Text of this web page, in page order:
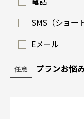
SMS（ショー
Eメール
任意 プランお悩